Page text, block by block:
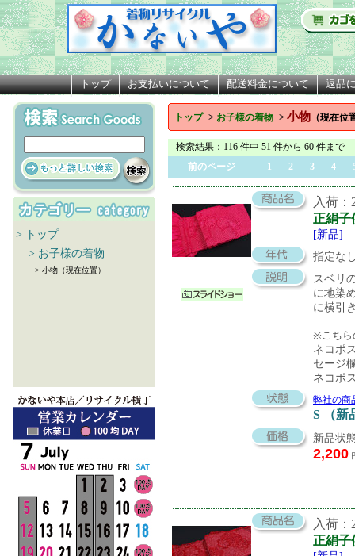
トップ お支払いについて 配送料金について 返品
> トップ
> お子様の着物
> 小物（現在位置）
トップ > お子様の着物 > 小物 （現在位
検索結果 ：116 件中 51 件から 60 件まで
前のページ
1 2 3 4
入荷：
正絹子
[新品]
指定な
スベリ
に地染
に横引
※こちら
ネコポ
セージ
ネコポ
弊社の商
S （新
新品状
2,200
入荷：
正絹子